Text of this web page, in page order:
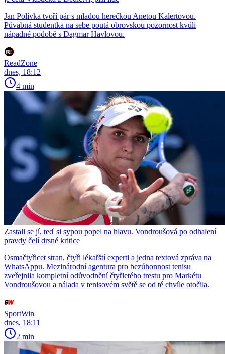
Jan Polívka tvoří pár s mladou herečkou Anetou Kalertovou.
Půvabná studentka na sebe poutá obrovskou pozornost kvůli
nápadné podobě s Dagmar Havlovou.
ReadZone
dnes, 18:12
4 min
Zastali se jí, teď si sypou popel na hlavu. Vondroušová po odhalení
pravdy čelí drsné kritice
Osmačtyřicet stran, čtyři lékařští experti a jedna textová zpráva na
WhatsAppu. Mezinárodní agentura pro bezúhonnost tenisu
zveřejnila kompletní odůvodnění čtyřletého trestu pro Markétu
Vondroušovou a nálada v tenisovém světě se od té chvíle otočila.
SportWin
dnes, 18:11
2 min